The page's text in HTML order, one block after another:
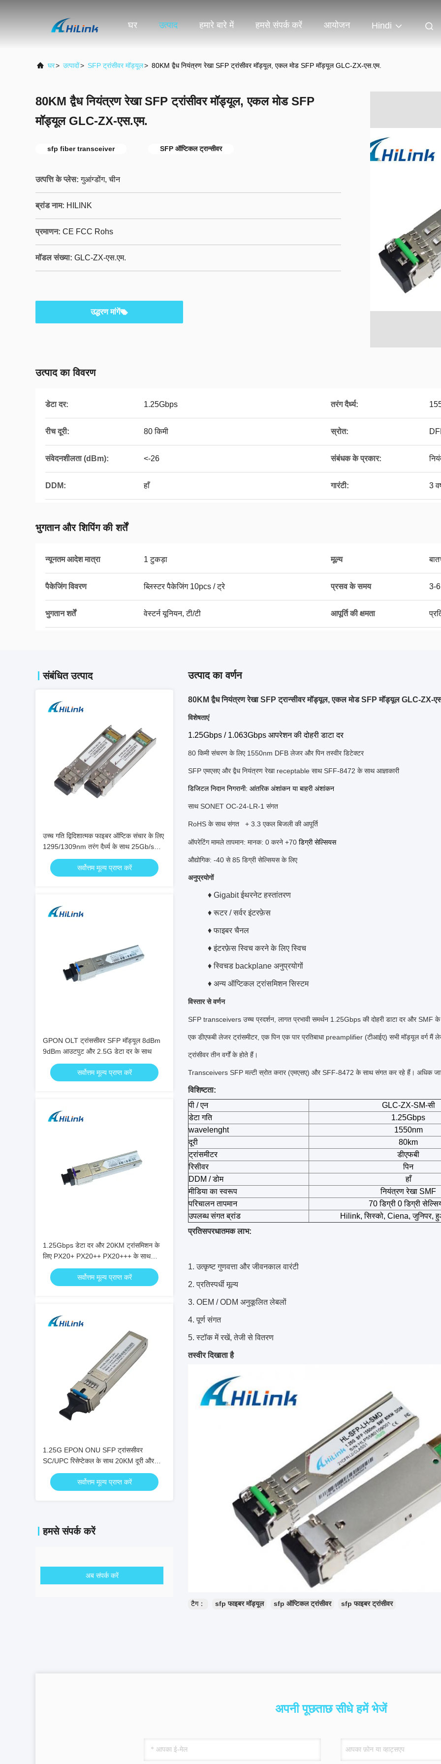
घर उत्पाद हमारे बारे में हमसे संपर्क करें आयोजन Hindi
घर> उत्पादों> SFP ट्रांसीवर मॉड्यूल> 80KM द्वैध नियंत्रण रेखा SFP ट्रांसीवर मॉड्यूल, एकल मोड SFP मॉड्यूल GLC-ZX-एस.एम.
80KM द्वैध नियंत्रण रेखा SFP ट्रांसीवर मॉड्यूल, एकल मोड SFP
मॉड्यूल GLC-ZX-एस.एम.
sfp fiber transceiver SFP ऑप्टिकल ट्रान्सीवर
उत्पत्ति के प्लेस: गुआंग्डोंग, चीन
ब्रांड नाम: HILINK
प्रमाणन: CE FCC Rohs
मॉडल संख्या: GLC-ZX-एस.एम.
उद्धरण मांगें
उत्पाद का विवरण
डेटा दर: 1.25Gbps तरंग दैर्ध्य:
रीच दूरी: 80 किमी स्रोत:
संवेदनशीलता (dBm): <-26 संबंधक के प्रकार:
DDM: हाँ गारंटी: 3
भुगतान और शिपिंग की शर्तें
न्यूनतम आदेश मात्रा 1 टुकड़ा मूल्य
पैकेजिंग विवरण ब्लिस्टर पैकेजिंग 10pcs / ट्रे प्रसव के समय 3-6
भुगतान शर्तें वेस्टर्न यूनियन, टी/टी आपूर्ति की क्षमता
संबंधित उत्पाद
उच्च गति द्विदिशात्मक फाइबर ऑप्टिक संचार के लिए
1295/1309nm तरंग दैर्ध्य के साथ 25Gb/s
60km SFP28 BIDI ट्रांससीवर
सर्वोत्तम मूल्य प्राप्त करें
GPON OLT ट्रांससीवर SFP मॉड्यूल 8dBm
9dBm आउटपुट और 2.5G डेटा दर के साथ
सर्वोत्तम मूल्य प्राप्त करें
1.25Gbps डेटा दर और 20KM ट्रांसमिशन के
लिए PX20+ PX20++ PX20+++ के साथ
EPON OLT SFP ट्रांससीवर
सर्वोत्तम मूल्य प्राप्त करें
1.25G EPON ONU SFP ट्रांससीवर
SC/UPC रिसेप्टेकल के साथ 20KM दूरी और
0°C ~ +70°C तापमान रेंज के लिए
सर्वोत्तम मूल्य प्राप्त करें
हमसे संपर्क करें
अब संपर्क करें
उत्पाद का वर्णन
80KM द्वैध नियंत्रण रेखा SFP ट्रान्सीवर मॉड्यूल, एकल मोड SFP मॉड्यूल GLC-ZX-
विशेषताएं
1.25Gbps / 1.063Gbps आपरेशन की दोहरी डाटा दर
80 किमी संचरण के लिए 1550nm DFB लेजर और पिन तस्वीर डिटेक्टर
SFP एमएसए और द्वैध नियंत्रण रेखा receptable साथ SFF-8472 के साथ आज्ञाकारी
डिजिटल निदान निगरानी: आंतरिक अंशांकन या बाहरी अंशांकन
साथ SONET OC-24-LR-1 संगत
RoHS के साथ संगत + 3.3 एकल बिजली की आपूर्ति
ऑपरेटिंग मामले तापमान: मानक: 0 करने +70 डिग्री सेल्सियस
औद्योगिक: -40 से 85 डिग्री सेल्सियस के लिए
अनुप्रयोगों
♦ Gigabit ईथरनेट हस्तांतरण
♦ रूटर / सर्वर इंटरफ़ेस
♦ फाइबर चैनल
♦ इंटरफ़ेस स्विच करने के लिए स्विच
♦ स्विचड backplane अनुप्रयोगों
♦ अन्य ऑप्टिकल ट्रांसमिशन सिस्टम
विस्तार से वर्णन
SFP transceivers उच्च प्रदर्शन, लागत प्रभावी समर्थन 1.25Gbps की दोहरी डाटा दर और SMF
एक डीएफबी लेजर ट्रांसमीटर, एक पिन एक पार प्रतिबाधा preamplifier (टीआईए) सभी मॉड्यूल वर्ग
ट्रांसीवर तीन वर्गों के होते हैं।
Transceivers SFP मल्टी स्रोत करार (एमएसए) और SFF-8472 के साथ संगत कर रहे हैं। अधिक
विशिष्टता:
पी / एन
GLC-ZX-SM-सी
डेटा गति
1.25Gbps
wavelenght
1550nm
दूरी
80km
ट्रांसमीटर
डीएफबी
रिसीवर
पिन
DDM / डोम
हाँ
मीडिया का स्वरूप
नियंत्रण रेखा SMF
परिचालन तापमान
70 डिग्री 0 डिग्री
उपलब्ध संगत ब्रांड
Hilink, सिस्को, Ciena, जुनिपर,
प्रतिसपरधातमक लाभ:
1. उत्कृष्ट गुणवत्ता और जीवनकाल वारंटी
2. प्रतिस्पर्धी मूल्य
3. OEM / ODM अनुकूलित लेबलों
4. पूर्ण संगत
5. स्टॉक में रखें, तेजी से वितरण
तस्वीर दिखाता है
टैग： sfp फाइबर मॉड्यूल sfp ऑप्टिकल ट्रांसीवर sfp फाइबर ट्रांसीवर
अपनी पूछताछ सीधे हमें भेजें